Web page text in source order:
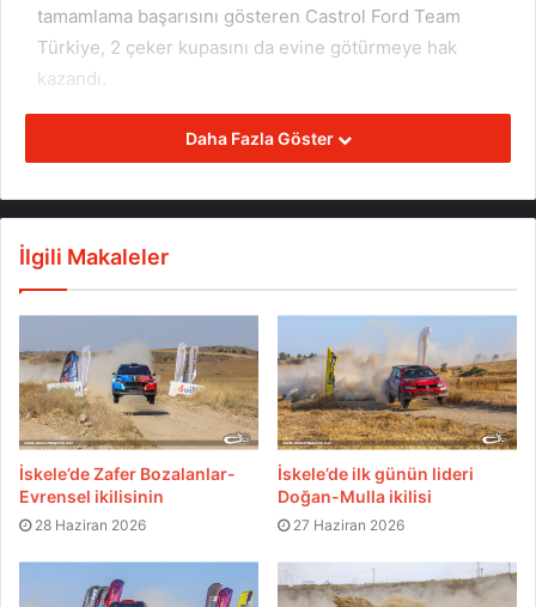
tamamlama başarısını gösteren Castrol Ford Team
Türkiye, 2 çeker kupasını da evine götürmeye hak
kazandı.
2014 Kuzey Kıbrıs Ralli Şampiyonası 7’nci yarışı ve
Rallisi’nde şampiyon takım adına yarışan Buğra Banaz
ikincisi olmayı başaran Buğra Banaz – Burak Erdener
ikilisi, “2014 Türkiye Ralli 2 Çeker Kupası Şampiyonu”
unvanını elde etti. Bu sonuçla Castrol Ford Team
Türkiye, hem takımlar hem de pilotlar klasmanında
şampiyon olma başarısına ek olarak “2 Çeker Kupası”
şampiyonluğunu da ekleyerek bir sezonda “hat-trick”
yapma başarısı gösterdi.
2014 sezonunda Ford Fiesra R2’siyle şampiyona
sezonu 10’uncu sırada tamamlama başarısını gösteren
Daha Fazla Göster
İlgili Makaleler
İskele’de Zafer Bozalanlar-
Evrensel ikilisinin
28 Haziran 2026
İskele’de ilk günün lideri
Doğan-Mulla ikilisi
27 Haziran 2026